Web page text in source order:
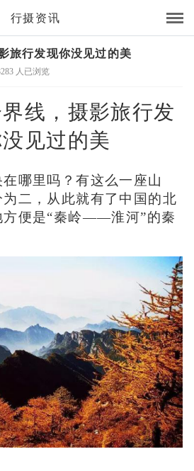
行摄资讯
旅行发现你没见过的美
人已浏览
线，摄影旅行发
见过的美
哪里吗？有这么一座山
二，从此就有了中国的北
便是“秦岭——淮河”的秦